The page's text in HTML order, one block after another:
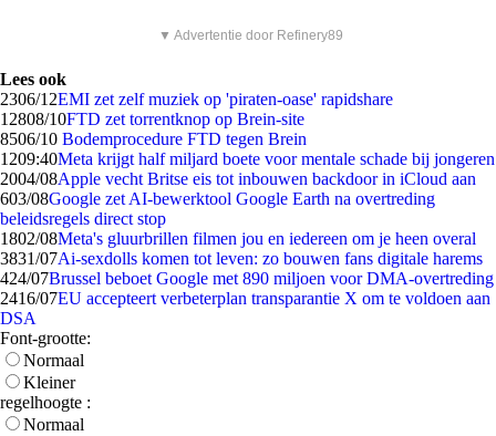
▼ Advertentie door Refinery89
Lees ook
2306/12EMI zet zelf muziek op 'piraten-oase' rapidshare
12808/10FTD zet torrentknop op Brein-site
8506/10 Bodemprocedure FTD tegen Brein
1209:40Meta krijgt half miljard boete voor mentale schade bij jongeren
2004/08Apple vecht Britse eis tot inbouwen backdoor in iCloud aan
603/08Google zet AI-bewerktool Google Earth na overtreding
beleidsregels direct stop
1802/08Meta's gluurbrillen filmen jou en iedereen om je heen overal
3831/07Ai-sexdolls komen tot leven: zo bouwen fans digitale harems
424/07Brussel beboet Google met 890 miljoen voor DMA-overtreding
2416/07EU accepteert verbeterplan transparantie X om te voldoen aan
DSA
Font-grootte:
Normaal
Kleiner
regelhoogte :
Normaal